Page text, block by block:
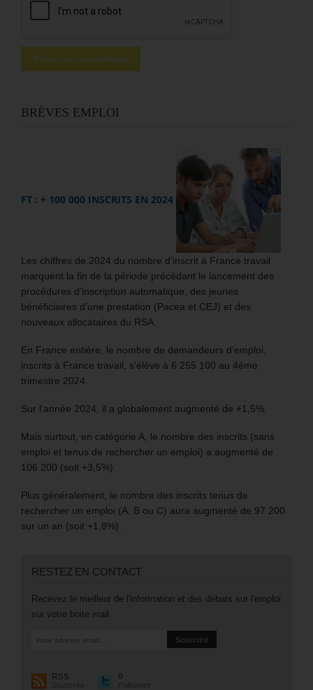
BRÈVES EMPLOI
FT : + 100 000 INSCRITS EN 2024
Les chiffres de 2024 du nombre d’inscrit à France travail
marquent la fin de la période précédant le lancement des
procédures d’inscription automatique, des jeunes
bénéficiaires d’une prestation (Pacea et CEJ) et des
nouveaux allocataires du RSA.
En France entière, le nombre de demandeurs d’emploi,
inscrits à France travail, s’élève à 6 255 100 au 4ème
trimestre 2024.
Sur l’année 2024, il a globalement augmenté de +1,5%.
Mais surtout, en catégorie A, le nombre des inscrits (sans
emploi et tenus de rechercher un emploi) a augmenté de
106 200 (soit +3,5%).
Plus généralement, le nombre des inscrits tenus de
rechercher un emploi (A, B ou C) aura augmenté de 97 200
sur un an (soit +1,8%).
RESTEZ EN CONTACT
Recevez le meilleur de l'information et des débats sur l'emploi
sur votre boite mail.
RSS
Souscrire
0
Followers